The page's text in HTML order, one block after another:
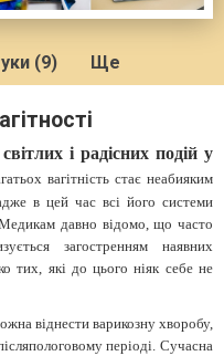
(9) Ще
і радісних подій у
вагітність стає неабияким
в цей час всі його системи
давно відомо, що часто
загостренням наявних
тих, які до цього ніяк себе не
віднести варикозну хворобу,
періоді. Сучасна